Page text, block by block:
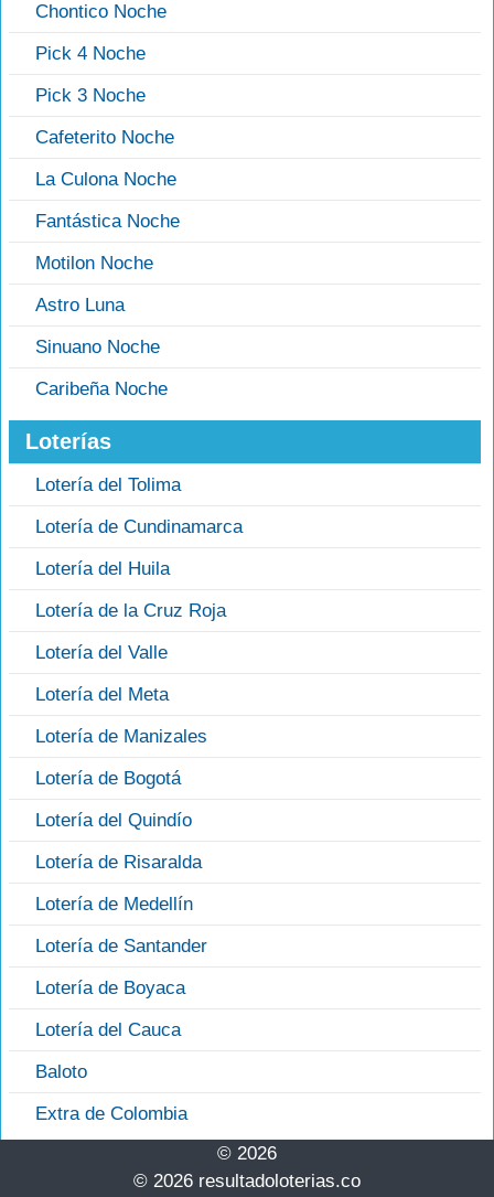
Chontico Noche
Pick 4 Noche
Pick 3 Noche
Cafeterito Noche
La Culona Noche
Fantástica Noche
Motilon Noche
Astro Luna
Sinuano Noche
Caribeña Noche
Loterías
Lotería del Tolima
Lotería de Cundinamarca
Lotería del Huila
Lotería de la Cruz Roja
Lotería del Valle
Lotería del Meta
Lotería de Manizales
Lotería de Bogotá
Lotería del Quindío
Lotería de Risaralda
Lotería de Medellín
Lotería de Santander
Lotería de Boyaca
Lotería del Cauca
Baloto
Extra de Colombia
© 2026
© 2026 resultadoloterias.co